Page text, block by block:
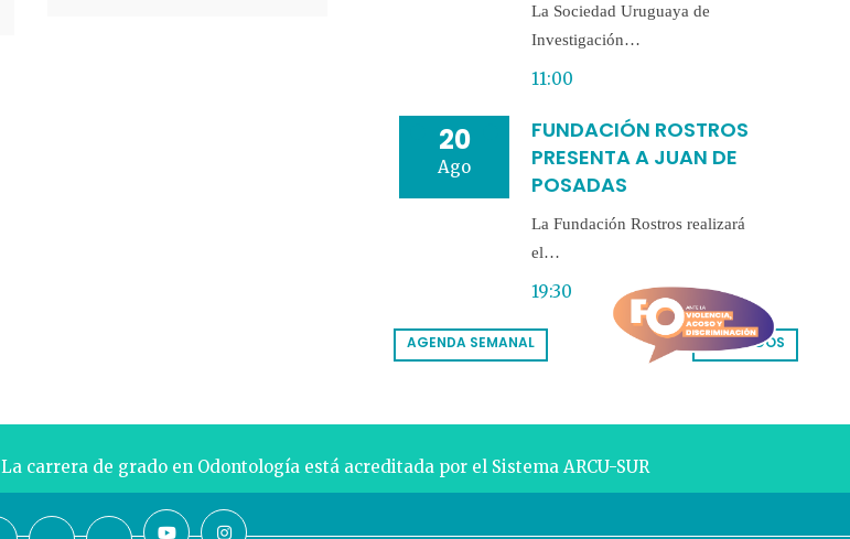
La Sociedad Uruguaya de
Investigación…
11:00
20
Ago
FUNDACIÓN ROSTROS
PRESENTA A JUAN DE
POSADAS
La Fundación Rostros realizará
el…
19:30
AGENDA SEMANAL VER TODOS
La carrera de grado en Odontología está acreditada por el Sistema ARCU-SUR